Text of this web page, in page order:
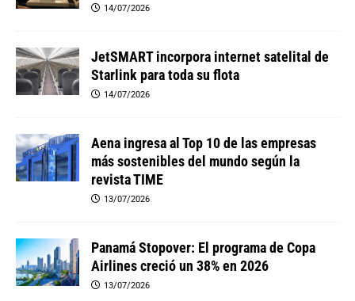
14/07/2026
JetSMART incorpora internet satelital de
Starlink para toda su flota
14/07/2026
Aena ingresa al Top 10 de las empresas
más sostenibles del mundo según la
revista TIME
13/07/2026
Panamá Stopover: El programa de Copa
Airlines creció un 38% en 2026
13/07/2026